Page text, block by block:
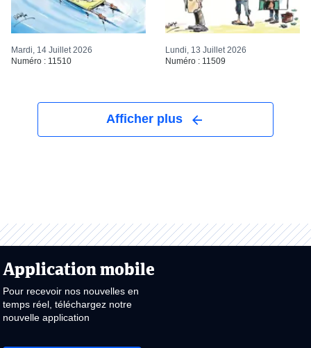
Mardi, 14 Juillet 2026
Numéro : 11510
Lundi, 13 Juillet 2026
Numéro : 11509
Afficher plus
Application mobile
Pour recevoir nos nouvelles en
temps réel, téléchargez notre
nouvelle application